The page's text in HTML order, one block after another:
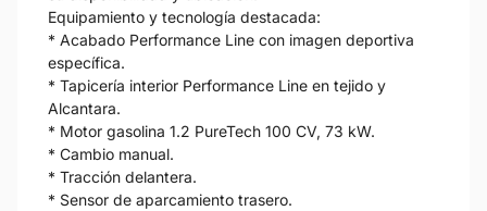
Equipamiento y tecnología destacada:
* Acabado Performance Line con imagen deportiva
específica.
* Tapicería interior Performance Line en tejido y
Alcantara.
* Motor gasolina 1.2 PureTech 100 CV, 73 kW.
* Cambio manual.
* Tracción delantera.
* Sensor de aparcamiento trasero.